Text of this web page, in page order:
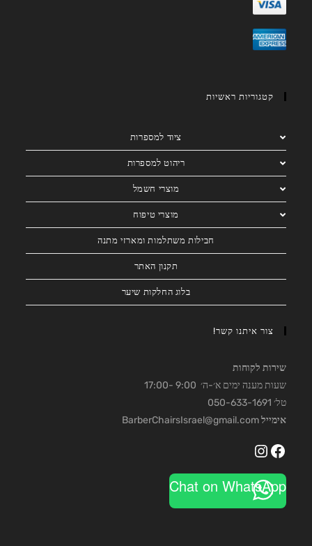
קטגוריות ראשיות
ציוד למספרות
ריהוט למספרות
מוצרי חשמל
מוצרי טיפוח
חבילות משתלמות ומארזי מתנה
תקנון האתר
בלוג החלקות שיער
צור איתנו קשר!
שירות לקוחות
שעות מענה ימים א׳-ה׳ 9:00 -17:00
טל׳ 050-633-1691
אימיילBarberChairsIsrael@gmail.com
Facebook
Instagram
Chat on WhatsApp